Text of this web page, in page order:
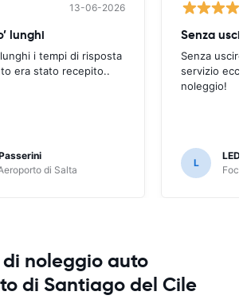
13-06-2026
lunghi
lunghi i tempi di risposta
era stato recepito..
di Salta
Senza
Senza
servizio
noleggio!
L
LEDA
noleggio auto
di Santiago del Cile